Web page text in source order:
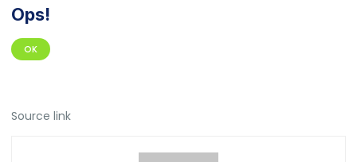
Ops!
OK
Source link